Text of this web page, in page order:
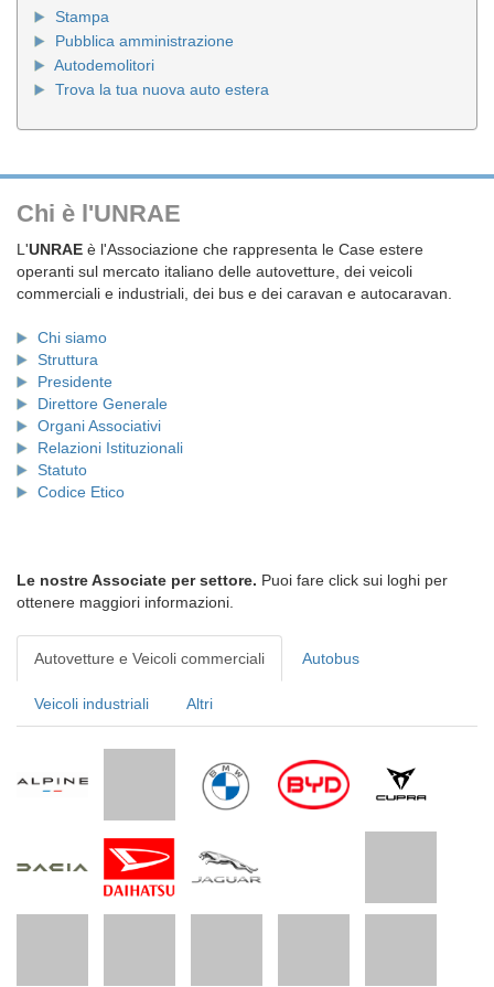
Stampa
Pubblica amministrazione
Autodemolitori
Trova la tua nuova auto estera
Chi è l'UNRAE
L'UNRAE è l'Associazione che rappresenta le Case estere
operanti sul mercato italiano delle autovetture, dei veicoli
commerciali e industriali, dei bus e dei caravan e autocaravan.
Chi siamo
Struttura
Presidente
Direttore Generale
Organi Associativi
Relazioni Istituzionali
Statuto
Codice Etico
Le nostre Associate per settore. Puoi fare click sui loghi per
ottenere maggiori informazioni.
Autovetture e Veicoli commerciali Autobus
Veicoli industriali Altri